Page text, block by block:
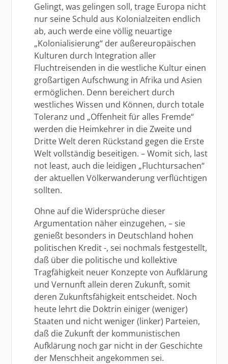
Gelingt, was gelingen soll, trage Europa nicht
nur seine Schuld aus Kolonialzeiten endlich
ab, auch werde eine völlig neuartige
„Kolonialisierung“ der außereuropäischen
Kulturen durch Integration aller
Fluchtreisenden in die westliche Kultur einen
großartigen Aufschwung in Afrika und Asien
ermöglichen. Denn bereichert durch
westliches Wissen und Können, durch totale
Toleranz und „Offenheit für alles Fremde“
werden die Heimkehrer in die Zweite und
Dritte Welt deren Rückstand gegen die Erste
Welt vollständig beseitigen. – Womit sich, last
not least, auch die leidigen „Fluchtursachen“
der aktuellen Völkerwanderung verflüchtigen
sollten.
Ohne auf die Widersprüche dieser
Argumentation näher einzugehen, – sie
genießt besonders in Deutschland hohen
politischen Kredit -, sei nochmals festgestellt,
daß über die politische und kollektive
Tragfähigkeit neuer Konzepte von Aufklärung
und Vernunft allein deren Zukunft, somit
deren Zukunftsfähigkeit entscheidet. Noch
heute lehrt die Doktrin einiger (weniger)
Staaten und nicht weniger (linker) Parteien,
daß die Zukunft der kommunistischen
Aufklärung noch gar nicht in der Geschichte
der Menschheit angekommen sei.